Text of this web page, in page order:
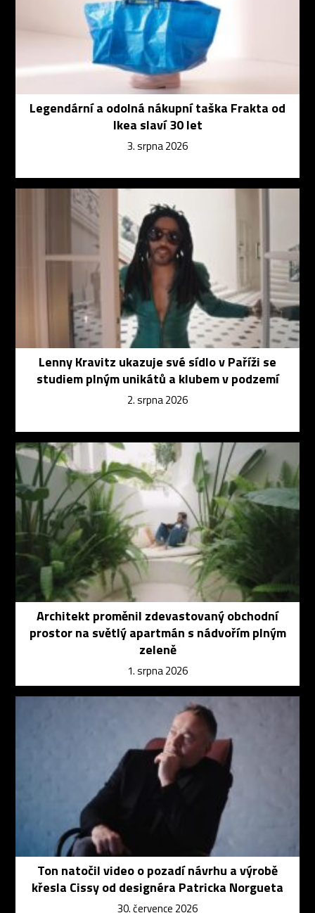
Legendární a odolná nákupní taška Frakta od
Ikea slaví 30 let
3. srpna 2026
Lenny Kravitz ukazuje své sídlo v Paříži se
studiem plným unikátů a klubem v podzemí
2. srpna 2026
Architekt proměnil zdevastovaný obchodní
prostor na světlý apartmán s nádvořím plným
zeleně
1. srpna 2026
Ton natočil video o pozadí návrhu a výrobě
křesla Cissy od designéra Patricka Norgueta
30. července 2026